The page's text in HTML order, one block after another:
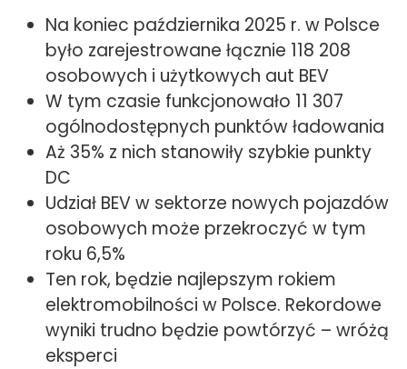
Na koniec października 2025 r. w Polsce
było zarejestrowane łącznie 118 208
osobowych i użytkowych aut BEV
W tym czasie funkcjonowało 11 307
ogólnodostępnych punktów ładowania
Aż 35% z nich stanowiły szybkie punkty
DC
Udział BEV w sektorze nowych pojazdów
osobowych może przekroczyć w tym
roku 6,5%
Ten rok, będzie najlepszym rokiem
elektromobilności w Polsce. Rekordowe
wyniki trudno będzie powtórzyć – wróżą
eksperci